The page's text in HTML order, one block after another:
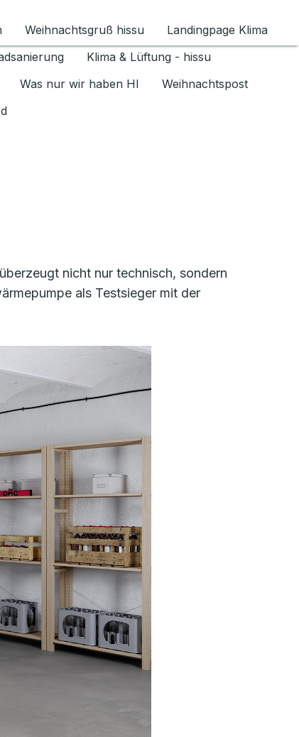
1.6.2026 umschalten
Weihnachtsgruß hissu
Landingpage Klima
Klima & Lüftung - hissu
Was nur wir haben HI
Weihnachtspost
nicht nur technisch, sondern
als Testsieger mit der